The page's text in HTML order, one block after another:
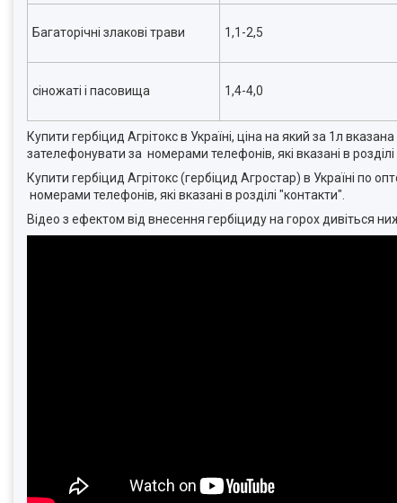
Багаторічні злакові трави 1,1-2,5
сіножаті і пасовища 1,4-4,0
Купити гербіцид Агрітокс в Україні, ціна на який за 1л
зателефонувати за номерами телефонів, які вказані в розділі
Купити гербіцид Агрітокс (гербіцид Агростар) в Україні по
номерами телефонів, які вказані в розділі "контакти".
Відео з ефектом від внесення гербіциду на горох дивіться